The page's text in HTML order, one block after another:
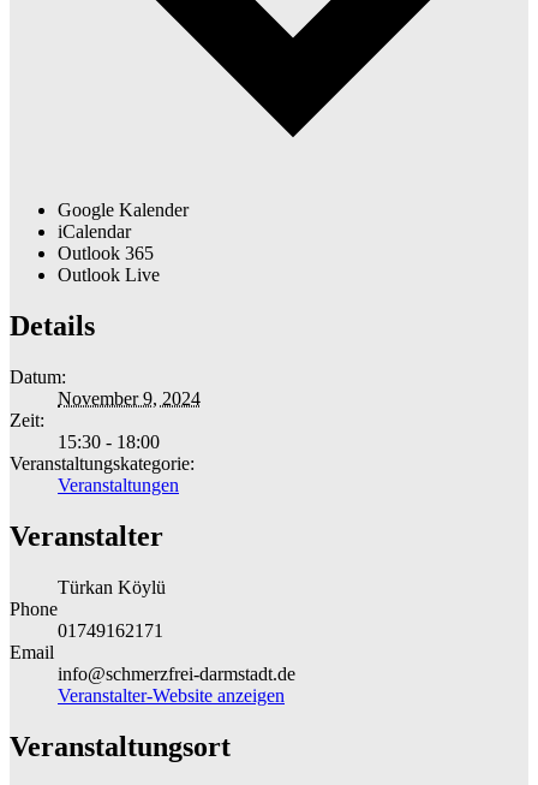
Google Kalender
iCalendar
Outlook 365
Outlook Live
Details
Datum:
November 9, 2024
Zeit:
15:30 - 18:00
Veranstaltungskategorie:
Veranstaltungen
Veranstalter
Türkan Köylü
Phone
01749162171
Email
info@schmerzfrei-darmstadt.de
Veranstalter-Website anzeigen
Veranstaltungsort